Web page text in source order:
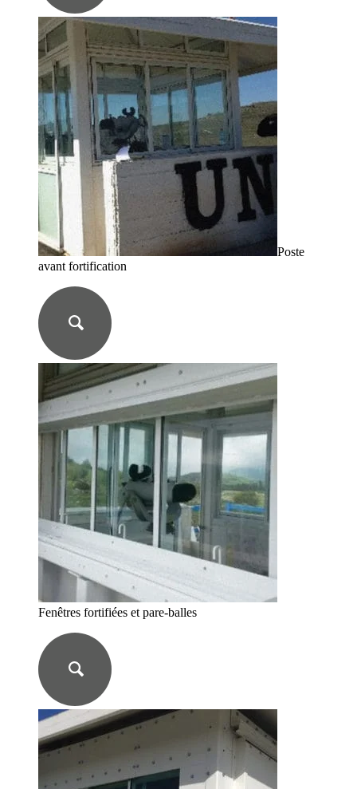
Poste
avant fortification
Fenêtres fortifiées et pare-balles